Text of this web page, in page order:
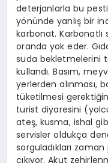
deterjanlarla bu
yönünde yanlış bir
karbonat.
oranda yok eder.
suda bekletmelerini
kullandı. Basım,
yerlerden alınması,
tüketilmesi
turist diyaresini
ateş, kusma, ishal
servisler oldukça
sorguladıkları
çıkıyor. Akut